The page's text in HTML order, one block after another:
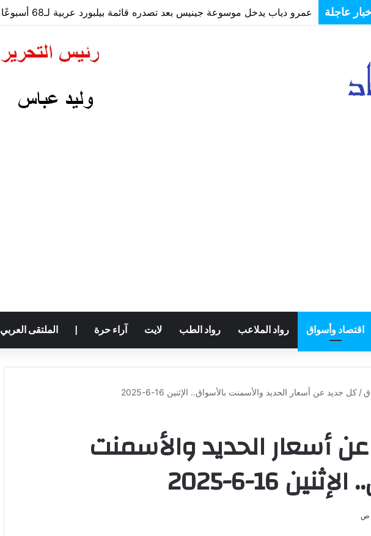
عاجلة
اقتصاد وأسواق رواد الملاعب رواد الطب لايت آراء حرة الملتقى العربي
/ كل جديد عن أسعار الحديد والأسمنت بالأسواق.. الإثنين 16-6-2025
أسعار الحديد والأسمنت
16-6-2025